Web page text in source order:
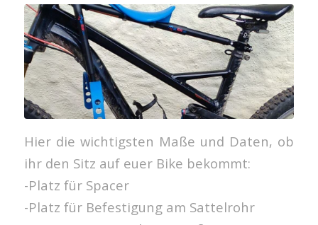
Hier die wichtigsten Maße und Daten, ob
ihr den Sitz auf euer Bike bekommt:
-Platz für Spacer
-Platz für Befestigung am Sattelrohr